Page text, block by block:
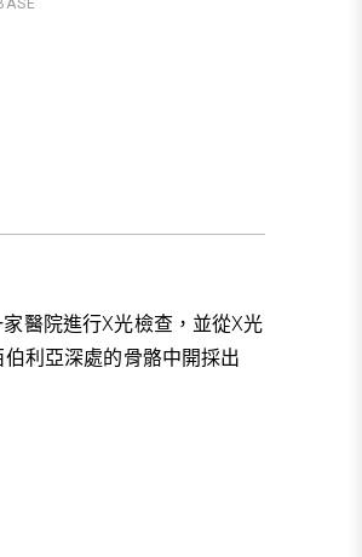
醫院進行X光檢查，並從X光
利亞深處的骨骼中開採出